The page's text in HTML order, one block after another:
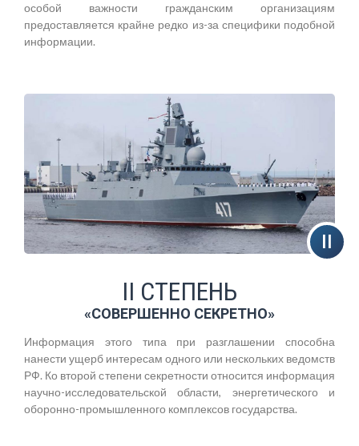
особой важности гражданским организациям
предоставляется крайне редко из-за специфики подобной
информации.
II СТЕПЕНЬ
«СОВЕРШЕННО СЕКРЕТНО»
Информация этого типа при разглашении способна
нанести ущерб интересам одного или нескольких ведомств
РФ. Ко второй степени секретности относится информация
научно-исследовательской области, энергетического и
оборонно-промышленного комплексов государства.